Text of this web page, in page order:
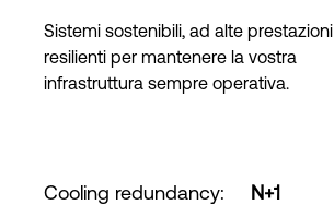
Sistemi sostenibili, ad alte
resilienti per mantenere la vostra
infrastruttura sempre operativa.
Cooling redundancy: N+1